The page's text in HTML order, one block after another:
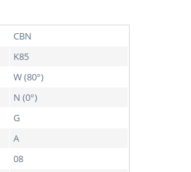
CBN
K85
W (80°)
N (0°)
G
A
08